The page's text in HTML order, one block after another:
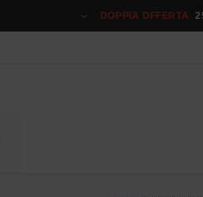
DOPPIA OFFERTA